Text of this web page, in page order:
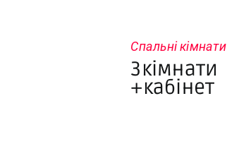
Спальні кімнати
3кімнати
+кабінет